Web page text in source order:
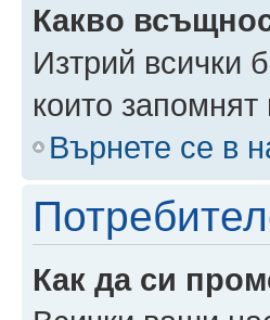
Какво
Изтрий всички
които
Върнете се в
Как да си